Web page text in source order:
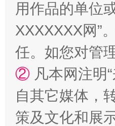
漫山遍野的桃花与雪山、麦
用作品的单位
XXXXXXX网”
任。如您对管
② 凡本网注明
自其它媒体，
策及文化和展